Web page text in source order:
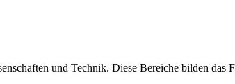
und Technik. Diese Bereiche bilden das